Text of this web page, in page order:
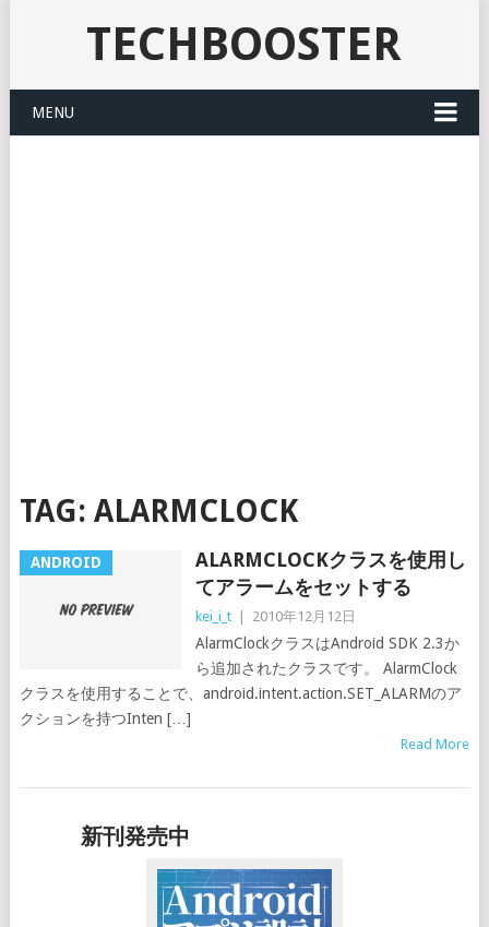
TECHBOOSTER
MENU
TAG: ALARMCLOCK
ANDROID
ALARMCLOCKクラスを使用し
てアラームをセットする
kei_i_t 2010年12月12日
AlarmClockクラスはAndroid SDK 2.3か
ら追加されたクラスです。 AlarmClock
クラスを使用することで、android.intent.action.SET_ALARMのア
クションを持つInten […]
Read More
新刊発売中